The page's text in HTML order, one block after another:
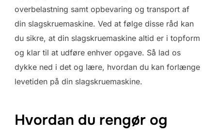
overbelastning samt opbevaring og transport af
din slagskruemaskine. Ved at følge disse råd kan
du sikre, at din slagskruemaskine altid er i topform
og klar til at udføre enhver opgave. Så lad os
dykke ned i det og lære, hvordan du kan forlænge
levetiden på din slagskruemaskine.
Hvordan du rengør og